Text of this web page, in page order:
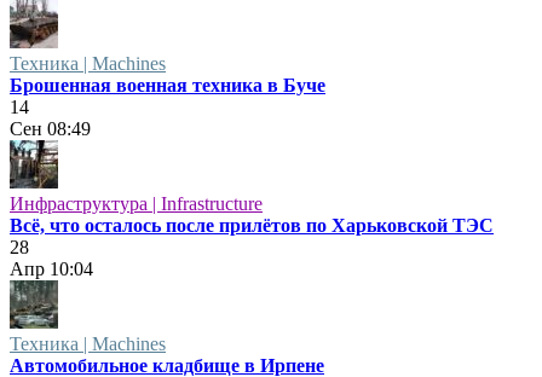
Техника | Machines
Брошенная военная техника в Буче
14
Сен 08:49
Инфраструктура | Infrastructure
Всё, что осталось после прилётов по Харьковской ТЭС
28
Апр 10:04
Техника | Machines
Автомобильное кладбище в Ирпене